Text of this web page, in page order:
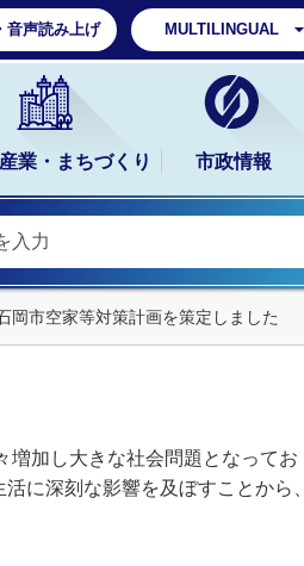
音声読み上げ MULTILINGUAL
業・まちづくり 市政情報
岡市空家等対策計画を策定しました
加し大きな社会問題となってお
に深刻な影響を及ぼすことから、